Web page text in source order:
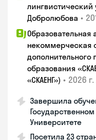
лингвистический
Добролюбова •
Образовательная
некоммерческая
дополнительного
образования
«СКАЕНГ») • 2026 г.
Завершила
Университете
Посетила 23